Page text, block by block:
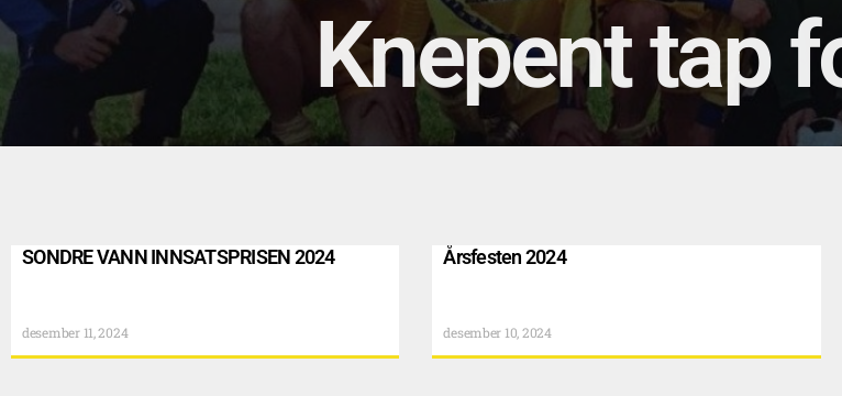
Knepent tap
SONDRE VANN INNSATSPRISEN 2024
desember 11, 2024
Årsfesten 2024
desember 10, 2024